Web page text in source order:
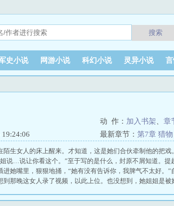
搜索
史小说 网游小说 科幻小说 灵异小说
动 作： 加入书架 章
最新章节： 第7章 猎物
陌生女人的床上醒来。才知道，这是她们合伙牵制他的把
说…说让你看这个。”至于写的是什么，封原不屑知道。
进她嘴里，狠狠地捅，“她有没有告诉你，我脾气不太好。
到那晚这女人录了视频，以此上位。也没想到，她姐姐是被